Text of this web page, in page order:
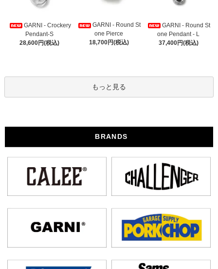
GARNI - Crockery
Pendant-S
28,600円(税込)
GARNI - Round St
one Pierce
18,700円(税込)
GARNI - Round St
one Pendant - L
37,400円(税込)
もっと見る
BRANDS